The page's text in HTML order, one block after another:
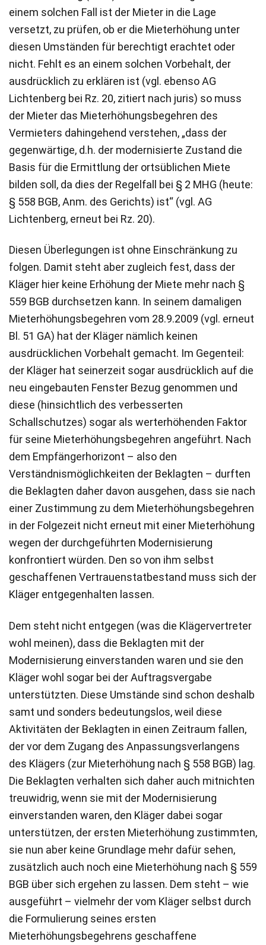
einem solchen Fall ist der Mieter in die Lage
versetzt, zu prüfen, ob er die Mieterhöhung unter
diesen Umständen für berechtigt erachtet oder
nicht. Fehlt es an einem solchen Vorbehalt, der
ausdrücklich zu erklären ist (vgl. ebenso AG
Lichtenberg bei Rz. 20, zitiert nach juris) so muss
der Mieter das Mieterhöhungsbegehren des
Vermieters dahingehend verstehen, „dass der
gegenwärtige, d.h. der modernisierte Zustand die
Basis für die Ermittlung der ortsüblichen Miete
bilden soll, da dies der Regelfall bei § 2 MHG (heute:
§ 558 BGB, Anm. des Gerichts) ist“ (vgl. AG
Lichtenberg, erneut bei Rz. 20).
Diesen Überlegungen ist ohne Einschränkung zu
folgen. Damit steht aber zugleich fest, dass der
Kläger hier keine Erhöhung der Miete mehr nach §
559 BGB durchsetzen kann. In seinem damaligen
Mieterhöhungsbegehren vom 28.9.2009 (vgl. erneut
Bl. 51 GA) hat der Kläger nämlich keinen
ausdrücklichen Vorbehalt gemacht. Im Gegenteil:
der Kläger hat seinerzeit sogar ausdrücklich auf die
neu eingebauten Fenster Bezug genommen und
diese (hinsichtlich des verbesserten
Schallschutzes) sogar als werterhöhenden Faktor
für seine Mieterhöhungsbegehren angeführt. Nach
dem Empfängerhorizont – also den
Verständnismöglichkeiten der Beklagten – durften
die Beklagten daher davon ausgehen, dass sie nach
einer Zustimmung zu dem Mieterhöhungsbegehren
in der Folgezeit nicht erneut mit einer Mieterhöhung
wegen der durchgeführten Modernisierung
konfrontiert würden. Den so von ihm selbst
geschaffenen Vertrauenstatbestand muss sich der
Kläger entgegenhalten lassen.
Dem steht nicht entgegen (was die Klägervertreter
wohl meinen), dass die Beklagten mit der
Modernisierung einverstanden waren und sie den
Kläger wohl sogar bei der Auftragsvergabe
unterstützten. Diese Umstände sind schon deshalb
samt und sonders bedeutungslos, weil diese
Aktivitäten der Beklagten in einen Zeitraum fallen,
der vor dem Zugang des Anpassungsverlangens
des Klägers (zur Mieterhöhung nach § 558 BGB) lag.
Die Beklagten verhalten sich daher auch mitnichten
treuwidrig, wenn sie mit der Modernisierung
einverstanden waren, den Kläger dabei sogar
unterstützen, der ersten Mieterhöhung zustimmten,
sie nun aber keine Grundlage mehr dafür sehen,
zusätzlich auch noch eine Mieterhöhung nach § 559
BGB über sich ergehen zu lassen. Dem steht – wie
ausgeführt – vielmehr der vom Kläger selbst durch
die Formulierung seines ersten
Mieterhöhungsbegehrens geschaffene